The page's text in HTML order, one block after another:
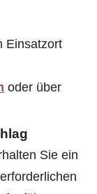
Einsatzort
oder über
Sie ein